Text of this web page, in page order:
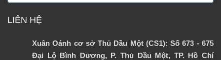
LIÊN HỆ
Xuân Oánh cơ sở Thủ Dầu Một (CS1): Số 673 - 675
Đại Lộ Bình Dương, P. Thủ Dầu Một, TP. Hồ Chí